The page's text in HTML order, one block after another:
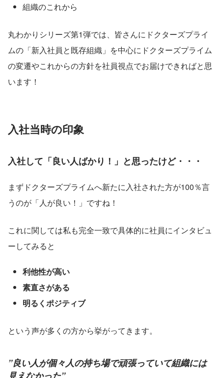
組織のこれから
丸わかりシリーズ第1弾では、皆さんにドクターズプライ
ムの「新入社員と既存組織」を中心にドクターズプライム
の変遷やこれからの方針を社員視点でお届けできればと思
います！
入社当時の印象
入社して「良い人ばかり！」と思ったけど・・・
まずドクターズプライムへ新たに入社された方が100％言
うのが「人が良い！」ですね！
これに関しては私も完全一致で具体的に社員にインタビュ
ーしてみると
利他性が高い
素直さがある
明るくポジティブ
という声が多くの方から挙がってきます。
”良い人が個々人の持ち場で頑張っていて組織には